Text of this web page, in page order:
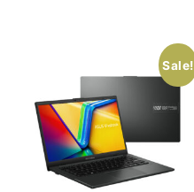
Sale!